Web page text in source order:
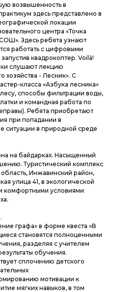
возвышенность в
здесь представлено в
локации
центра «Точка
Здесь ребята узнают
работать с цифровыми
квадрокоптер. Voilà!
слушают лекцию
хозяйства - Лесник». С
класса «Азбука лесника»
способы фильтрации воды,
и командная работа по
Ребята приобретают
при попадании в
ситуации в природной среде
на байдарках. Насыщенный
Туристический комплекс
Инжавинский район,
улица 41, в экологической
комфортными условиями
графа» в форме квеста «В
становятся полноценными
разделяя с учителем
обучения.
сплочению детского
мотивации к
мягких навыков, в том